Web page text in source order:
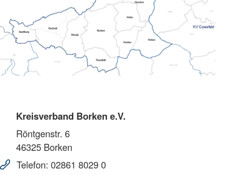
Kreisverband Borken e.V.
Röntgenstr. 6
46325 Borken
Telefon: 02861 8029 0